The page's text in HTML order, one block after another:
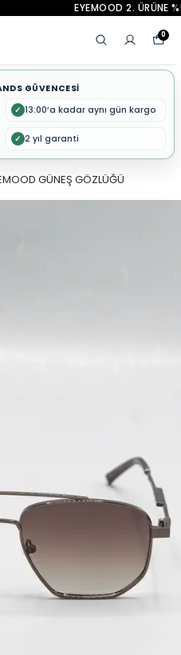
%50 İNDİRİM
0
GÜVENCESİ
✓ 13:00’a kadar aynı gün kargo
✓ 2 yıl garanti
GÜNEŞ GÖZLÜĞÜ